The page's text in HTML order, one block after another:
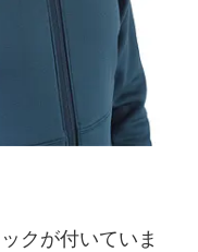
クが付いていま